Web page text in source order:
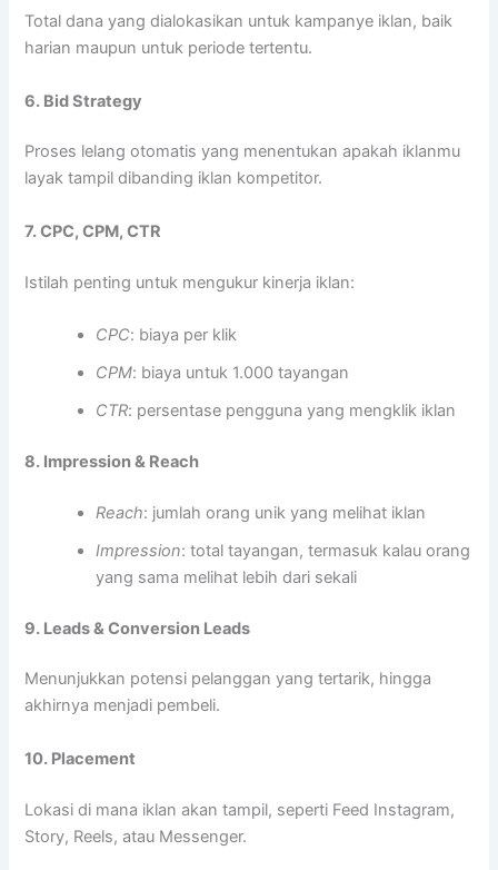
Total dana yang dialokasikan untuk kampanye iklan, baik
harian maupun untuk periode tertentu.
6. Bid Strategy
Proses lelang otomatis yang menentukan apakah iklanmu
layak tampil dibanding iklan kompetitor.
7. CPC, CPM, CTR
Istilah penting untuk mengukur kinerja iklan:
CPC: biaya per klik
CPM: biaya untuk 1.000 tayangan
CTR: persentase pengguna yang mengklik iklan
8. Impression & Reach
Reach: jumlah orang unik yang melihat iklan
Impression: total tayangan, termasuk kalau orang
yang sama melihat lebih dari sekali
9. Leads & Conversion Leads
Menunjukkan potensi pelanggan yang tertarik, hingga
akhirnya menjadi pembeli.
10. Placement
Lokasi di mana iklan akan tampil, seperti Feed Instagram,
Story, Reels, atau Messenger.